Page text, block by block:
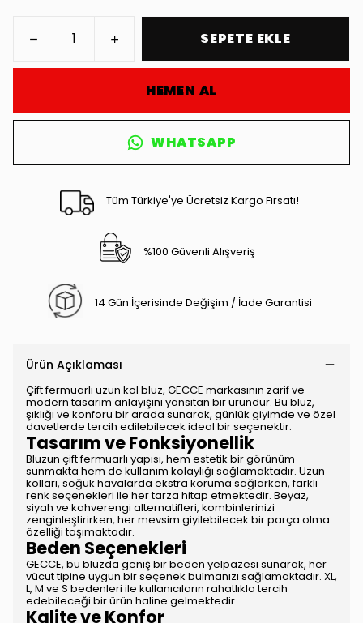
SEPETE EKLE
HEMEN AL
WHATSAPP
Tüm Türkiye'ye Ücretsiz Kargo Fırsatı!
%100 Güvenli Alışveriş
14 Gün İçerisinde Değişim / İade Garantisi
Ürün Açıklaması
Çift fermuarlı uzun kol bluz, GECCE markasının zarif ve
modern tasarım anlayışını yansıtan bir üründür. Bu bluz,
şıklığı ve konforu bir arada sunarak, günlük giyimde ve özel
davetlerde tercih edilebilecek ideal bir seçenektir.
Tasarım ve Fonksiyonellik
Bluzun çift fermuarlı yapısı, hem estetik bir görünüm
sunmakta hem de kullanım kolaylığı sağlamaktadır. Uzun
kolları, soğuk havalarda ekstra koruma sağlarken, farklı
renk seçenekleri ile her tarza hitap etmektedir. Beyaz,
siyah ve kahverengi alternatifleri, kombinlerinizi
zenginleştirirken, her mevsim giyilebilecek bir parça olma
özelliği taşımaktadır.
Beden Seçenekleri
GECCE, bu bluzda geniş bir beden yelpazesi sunarak, her
vücut tipine uygun bir seçenek bulmanızı sağlamaktadır. XL,
L, M ve S bedenleri ile kullanıcıların rahatlıkla tercih
edebileceği bir ürün haline gelmektedir.
Kalite ve Konfor
İLK SİPARİŞİNİZE
ÖZEL
HEMEN ÜYE OL!
ŞİMDİ DEĞİL